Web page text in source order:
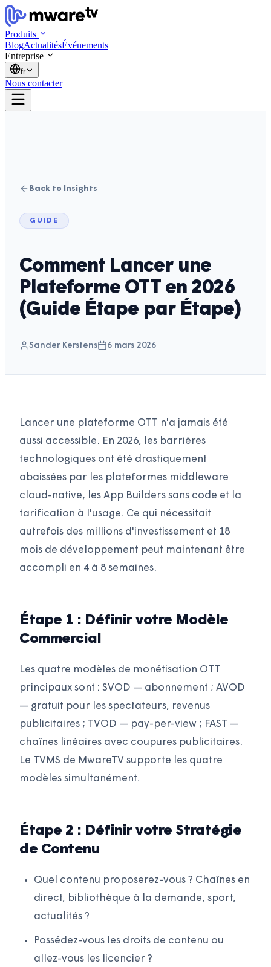
Produits
BlogActualitésÉvénements
Entreprise
fr
Nous contacter
Back to Insights
GUIDE
Comment Lancer une
Plateforme OTT en 2026
(Guide Étape par Étape)
Sander Kerstens 6 mars 2026
Lancer une plateforme OTT n'a jamais été
aussi accessible. En 2026, les barrières
technologiques ont été drastiquement
abaissées par les plateformes middleware
cloud-native, les App Builders sans code et la
tarification à l'usage. Ce qui nécessitait
autrefois des millions d'investissement et 18
mois de développement peut maintenant être
accompli en 4 à 8 semaines.
Étape 1 : Définir votre Modèle
Commercial
Les quatre modèles de monétisation OTT
principaux sont : SVOD — abonnement ; AVOD
— gratuit pour les spectateurs, revenus
publicitaires ; TVOD — pay-per-view ; FAST —
chaînes linéaires avec coupures publicitaires.
Le TVMS de MwareTV supporte les quatre
modèles simultanément.
Étape 2 : Définir votre Stratégie
de Contenu
Quel contenu proposerez-vous ? Chaînes en
direct, bibliothèque à la demande, sport,
actualités ?
Possédez-vous les droits de contenu ou
allez-vous les licencier ?